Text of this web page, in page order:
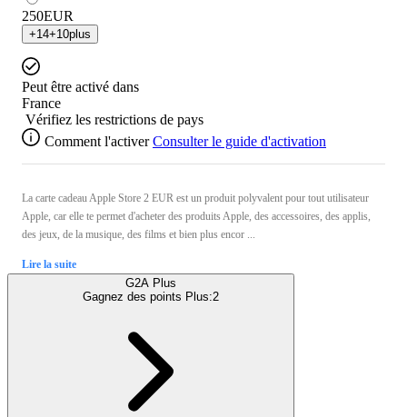
250EUR
+14+10plus
Peut être activé dans
France
Vérifiez les restrictions de pays
Comment l'activer Consulter le guide d'activation
La carte cadeau Apple Store 2 EUR est un produit polyvalent pour tout utilisateur
Apple, car elle te permet d'acheter des produits Apple, des accessoires, des applis,
des jeux, de la musique, des films et bien plus encor ...
Lire la suite
G2A Plus
Gagnez des points Plus:2